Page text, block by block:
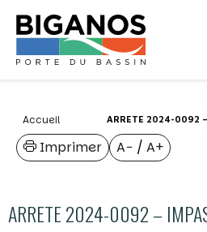
Accueil ARRETE 2024-0092 – IMPASSE
A− / A+
Imprimer
ARRETE 2024-0092 –